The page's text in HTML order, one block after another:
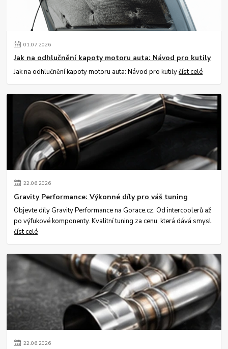
01.07.2026
Jak na odhlučnění kapoty motoru auta: Návod pro kutily
Jak na odhlučnění kapoty motoru auta: Návod pro kutilyčíst celé
22.06.2026
Gravity Performance: Výkonné díly pro váš tuning
Objevte díly Gravity Performance na Gorace.cz. Od intercoolerů až
po výfukové komponenty. Kvalitní tuning za cenu, která dává smysl.
číst celé
22.06.2026